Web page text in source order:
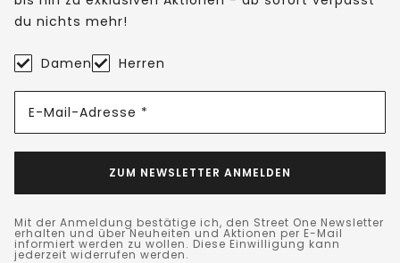
du nichts mehr!
Damen Herren
E-Mail-Adresse *
ZUM NEWSLETTER ANMELDEN
Mit der Anmeldung bestätige ich, den Street One Newsletter
erhalten und über Neuheiten und Aktionen per E-Mail
informiert werden zu wollen. Diese Einwilligung kann
jederzeit widerrufen werden.